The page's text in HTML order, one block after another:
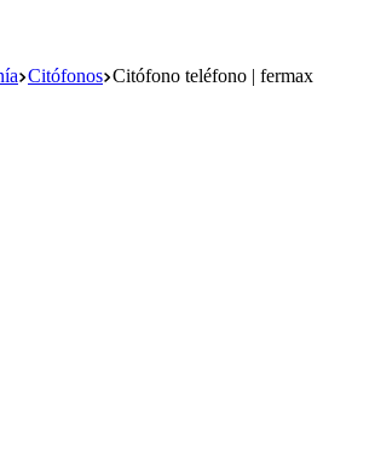
Citófonos Citófono teléfono | fermax